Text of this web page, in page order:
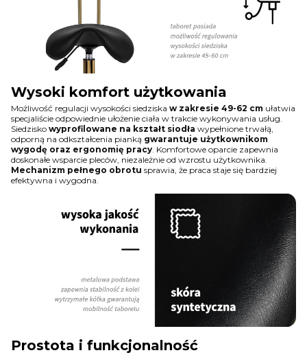
Wysoki komfort użytkowania
Możliwość regulacji wysokości siedziska w zakresie 49-62 cm ułatwia
specjaliście odpowiednie ułożenie ciała w trakcie wykonywania usług.
Siedzisko wyprofilowane na kształt siodła wypełnione trwałą,
odporną na odkształcenia pianką gwarantuje użytkownikom
wygodę oraz ergonomię pracy. Komfortowe oparcie zapewnia
doskonałe wsparcie pleców, niezależnie od wzrostu użytkownika.
Mechanizm pełnego obrotu sprawia, że praca staje się bardziej
efektywna i wygodna.
Prostota i funkcjonalność